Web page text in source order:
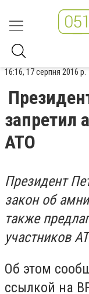
16:16, 17 серпня 2016 р.
запретил
АТО
Президент
закон об
также
участников
Об этом
ссылкой на